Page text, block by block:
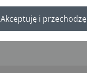
Akceptuję i